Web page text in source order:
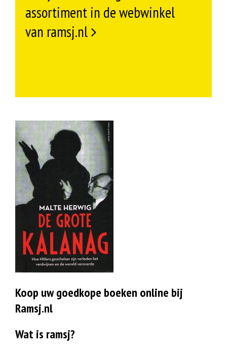
assortiment in de webwinkel
van ramsj.nl
Koop uw goedkope boeken online bij
Ramsj.nl
Wat is ramsj?